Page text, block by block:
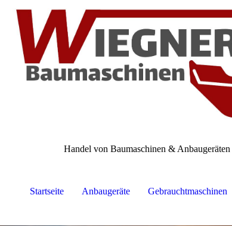
Handel von Baumaschinen & Anbaugeräten
Startseite Anbaugeräte Gebrauchtmaschinen